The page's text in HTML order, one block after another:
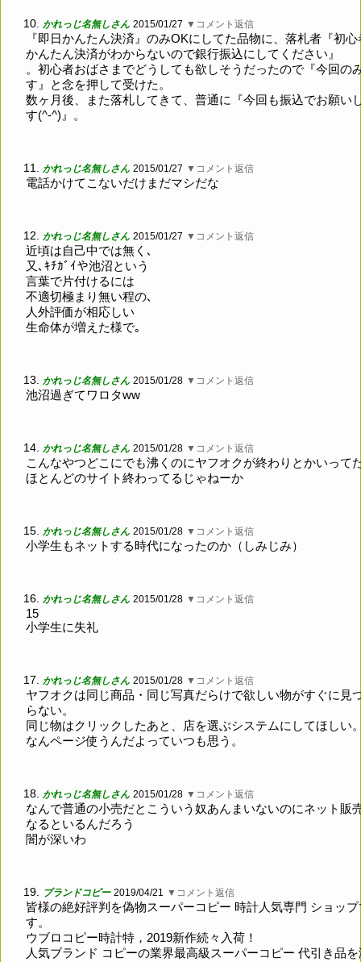
10. かれっじ名無しさん 2015/01/27 ▼コメント返信
『即日かんたん決済』のみOKにしてた品物に、落札者『初心
かんたん決済がわからないので銀行振込にしてください』
。初心者おばさまでどうしても欲しそうだったので『今回の
す』と念を押して受けた。
数ヶ月後、また落札してきて、普通に『今回も振込でお願い
す(^-^)』。
11. かれっじ名無しさん 2015/01/27 ▼コメント返信
電話かけてこないだけまだマシだな
12. かれっじ名無しさん 2015/01/27 ▼コメント返信
近頃は自己中では無く､
又､ｷﾁｶﾞｲや池沼という
言葉で片付けるには
不適切極まり無い程の､
人外評価が相応しい
生命体が増えた様で｡
13. かれっじ名無しさん 2015/01/28 ▼コメント返信
池沼過ぎてワロタww
14. かれっじ名無しさん 2015/01/28 ▼コメント返信
こんなやつどこにでも沸くのにヤフオクが終わりとかいって
ほとんどのサイト終わってるじゃねーか
15. かれっじ名無しさん 2015/01/28 ▼コメント返信
小学生もネットする時代になったのか（しみじみ）
16. かれっじ名無しさん 2015/01/28 ▼コメント返信
15
小学生に失礼
17. かれっじ名無しさん 2015/01/28 ▼コメント返信
ヤフオクは同じ商品・同じ写真だらけで欲しい物がすぐに見
らない。
同じ物はクリックしたあと、店を選ぶシステムにしてほしい
なんページ使うんだよっていつも思う。
18. かれっじ名無しさん 2015/01/28 ▼コメント返信
なんで普通の小売だとこういう奴あんまいないのにネット販
なるといるんだろう
闇が深いわ
19. ブランドコピー 2019/04/21 ▼コメント返信
皆様の絶好評判を偽物スーパーコピー 時計人気専門 ショップ
す。
ウブロコピー時計特，2019新作続々入荷！
人気ブランド コピーの業界最高級スーパーコピー 代引き品